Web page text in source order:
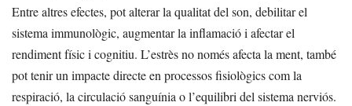
Entre altres efectes, pot alterar la qualitat del son, debilitar el
sistema immunològic, augmentar la inflamació i afectar el
rendiment físic i cognitiu. L’estrès no només afecta la ment, també
pot tenir un impacte directe en processos fisiològics com la
respiració, la circulació sanguínia o l’equilibri del sistema nerviós.